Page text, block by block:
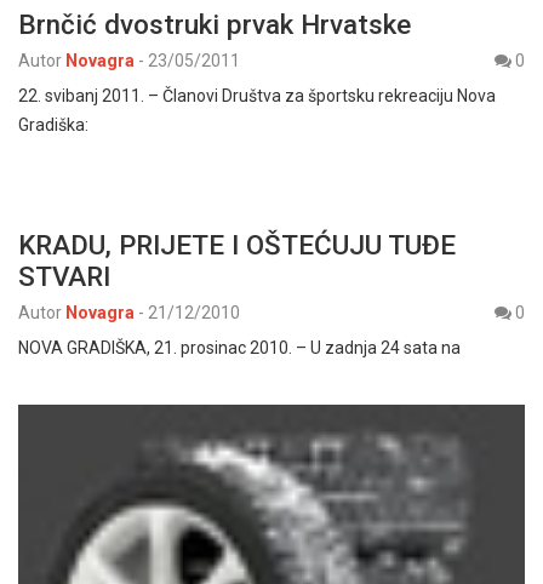
Brnčić dvostruki prvak Hrvatske
Autor Novagra - 23/05/2011
0
22. svibanj 2011. – Članovi Društva za športsku rekreaciju Nova
Gradiška:
KRADU, PRIJETE I OŠTEĆUJU TUĐE
STVARI
Autor Novagra - 21/12/2010
0
NOVA GRADIŠKA, 21. prosinac 2010. – U zadnja 24 sata na